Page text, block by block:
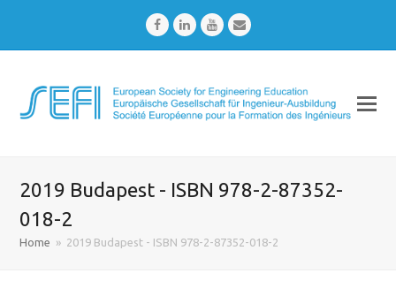
FacebookLinkedInYoutubeEmail
2019 Budapest - ISBN 978-2-87352-
018-2
Home » 2019 Budapest - ISBN 978-2-87352-018-2